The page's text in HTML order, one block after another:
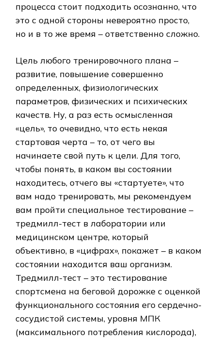
процесса стоит подходить осознанно, что
это с одной стороны невероятно просто,
но и в то же время – ответственно сложно.
Цель любого тренировочного плана –
развитие, повышение совершенно
определенных, физиологических
параметров, физических и психических
качеств. Ну, а раз есть осмысленная
«цель», то очевидно, что есть некая
стартовая черта – то, от чего вы
начинаете свой путь к цели. Для того,
чтобы понять, в каком вы состоянии
находитесь, отчего вы «стартуете», что
вам надо тренировать, мы рекомендуем
вам пройти специальное тестирование –
тредмилл-тест в лаборатории или
медицинском центре, который
объективно, в «цифрах», покажет – в каком
состоянии находится ваш организм.
Тредмилл-тест – это тестирование
спортсмена на беговой дорожке с оценкой
функционального состояния его сердечно-
сосудистой системы, уровня МПК
(максимального потребления кислорода),